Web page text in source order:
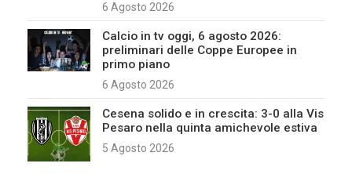
6 Agosto 2026
Calcio in tv oggi, 6 agosto 2026:
preliminari delle Coppe Europee in
primo piano
6 Agosto 2026
Cesena solido e in crescita: 3-0 alla Vis
Pesaro nella quinta amichevole estiva
5 Agosto 2026